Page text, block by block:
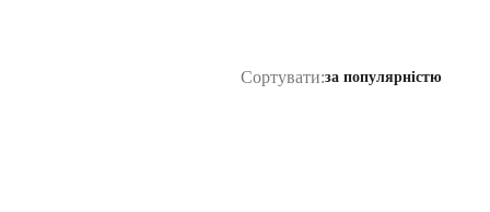
Сортувати:за популярністю